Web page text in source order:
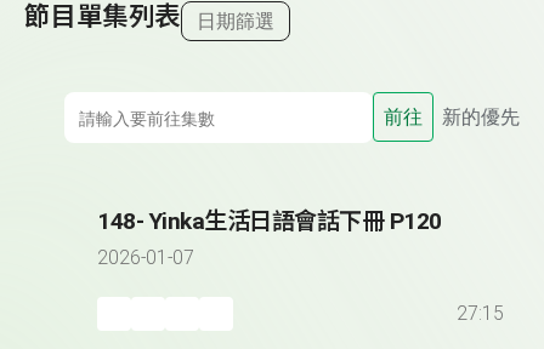
節目單集列表 日期篩選
前往 新的優先
148- Yinka生活日語會話下冊 P120
2026-01-07
27:15